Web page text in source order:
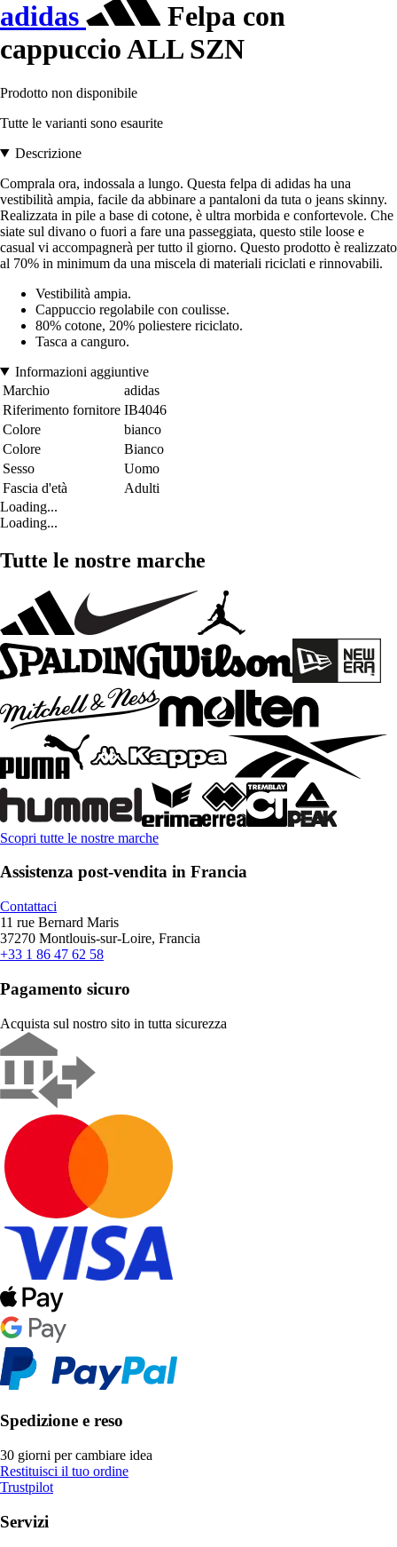
adidas
Felpa con
cappuccio ALL SZN
Prodotto non disponibile
Tutte le varianti sono esaurite
Descrizione
Comprala ora, indossala a lungo. Questa felpa di adidas ha una
vestibilità ampia, facile da abbinare a pantaloni da tuta o jeans skinny.
Realizzata in pile a base di cotone, è ultra morbida e confortevole. Che
siate sul divano o fuori a fare una passeggiata, questo stile loose e
casual vi accompagnerà per tutto il giorno. Questo prodotto è realizzato
al 70% in minimum da una miscela di materiali riciclati e rinnovabili.
Vestibilità ampia.
Cappuccio regolabile con coulisse.
80% cotone, 20% poliestere riciclato.
Tasca a canguro.
Informazioni aggiuntive
Marchio
adidas
Riferimento fornitore IB4046
Colore
bianco
Colore
Bianco
Sesso
Uomo
Fascia d'età
Adulti
Loading...
Loading...
Tutte le nostre marche
Scopri tutte le nostre marche
Assistenza post-vendita in Francia
Contattaci
11 rue Bernard Maris
37270 Montlouis-sur-Loire, Francia
+33 1 86 47 62 58
Pagamento sicuro
Acquista sul nostro sito in tutta sicurezza
Spedizione e reso
30 giorni per cambiare idea
Restituisci il tuo ordine
Trustpilot
Servizi